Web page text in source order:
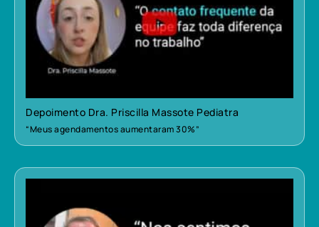
Depoimento Dra. Priscilla Massote Pediatra
“Meus agendamentos aumentaram 30%”